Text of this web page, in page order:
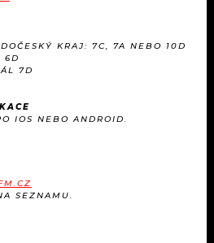
KRAJ: 7C, 7A NEBO 10D
6D
7D
IOS NEBO ANDROID.
SEZNAMU.